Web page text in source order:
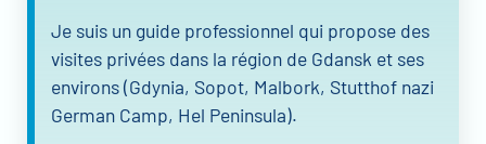
Je suis un guide professionnel qui propose des
visites privées dans la région de Gdansk et ses
environs (Gdynia, Sopot, Malbork, Stutthof nazi
German Camp, Hel Peninsula).